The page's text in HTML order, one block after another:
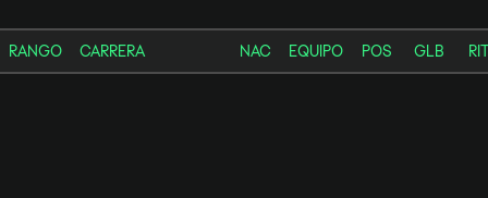
RANGO CARRERA NAC EQUIPO POS GLB RIT